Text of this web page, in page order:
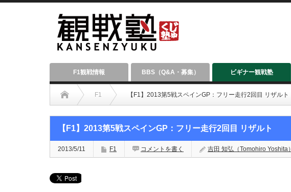
F1観戦情報 BBS（Q&A・募集） ビギナー観戦塾
F1 【F1】2013第5戦スペインGP：フリー走行2回目 リザルト
【F1】2013第5戦スペインGP：フリー走行2回目 リザルト
2013/5/11 F1 コメントを書く 吉田 知弘（Tomohiro Yoshita）